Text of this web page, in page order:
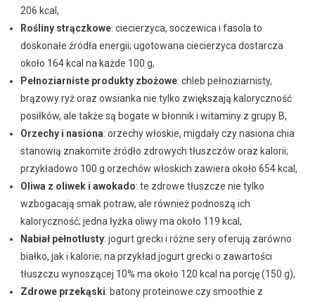
206 kcal,
Rośliny strączkowe: ciecierzyca, soczewica i fasola to
doskonałe źródła energii; ugotowana ciecierzyca dostarcza
około 164 kcal na każde 100 g,
Pełnoziarniste produkty zbożowe: chleb pełnoziarnisty,
brązowy ryż oraz owsianka nie tylko zwiększają kaloryczność
posiłków, ale także są bogate w błonnik i witaminy z grupy B,
Orzechy i nasiona: orzechy włoskie, migdały czy nasiona chia
stanowią znakomite źródło zdrowych tłuszczów oraz kalorii;
przykładowo 100 g orzechów włoskich zawiera około 654 kcal,
Oliwa z oliwek i awokado: te zdrowe tłuszcze nie tylko
wzbogacają smak potraw, ale również podnoszą ich
kaloryczność; jedna łyżka oliwy ma około 119 kcal,
Nabiał pełnotłusty: jogurt grecki i różne sery oferują zarówno
białko, jak i kalorie; na przykład jogurt grecki o zawartości
tłuszczu wynoszącej 10% ma około 120 kcal na porcję (150 g),
Zdrowe przekąski: batony proteinowe czy smoothie z